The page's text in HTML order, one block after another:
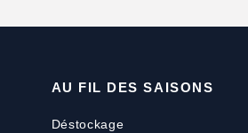
AU FIL DES SAISONS
Déstockage